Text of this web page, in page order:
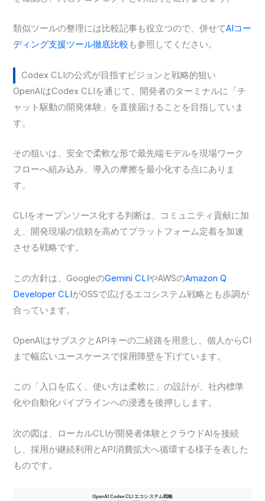
類似ツールの整理には比較記事も役立つので、併せてAIコー
ディング支援ツール徹底比較 も参照してください。
Codex CLIの公式が目指すビジョンと戦略的狙い
OpenAIはCodex CLIを通じて、開発者のターミナルに「チ
ャット駆動の開発体験」を直接届けることを目指していま
す。
その狙いは、安全で柔軟な形で最先端モデルを現場ワーク
フローへ組み込み、導入の摩擦を最小化する点にありま
す。
CLIをオープンソース化する判断は、コミュニティ貢献に加
え、開発現場の信頼を高めてプラットフォーム定着を加速
させる戦略です。
この方針は、GoogleのGemini CLIやAWSのAmazon Q
Developer CLIがOSSで広げるエコシステム戦略とも歩調が
合っています。
OpenAIはサブスクとAPIキーの二経路を用意し、個人からCI
まで幅広いユースケースで採用障壁を下げています。
この「入口を広く、使い方は柔軟に」の設計が、社内標準
化や自動化パイプラインへの浸透を後押しします。
次の図は、ローカルCLIが開発者体験とクラウドAIを接続
し、採用が継続利用とAPI消費拡大へ循環する様子を表した
ものです。